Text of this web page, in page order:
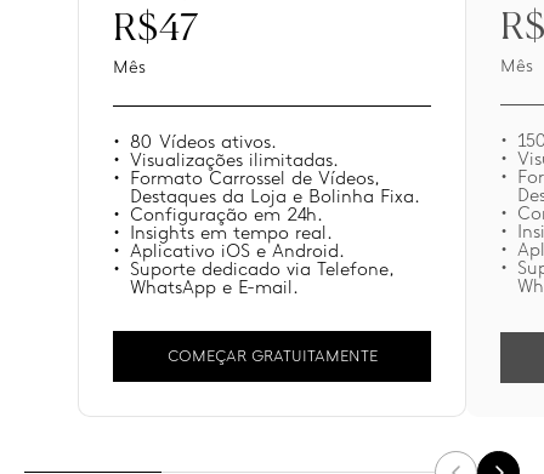
R$47
Mês
80 Vídeos ativos.
Visualizações ilimitadas.
Formato Carrossel de Vídeos,
Destaques da Loja e Bolinha Fixa.
Configuração em 24h.
Insights em tempo real.
Aplicativo iOS e Android.
Suporte dedicado via Telefone,
WhatsApp e E-mail.
COMEÇAR GRATUITAMENTE
Mês